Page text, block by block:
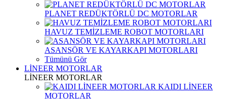
PLANET REDÜKTÖRLÜ DC MOTORLAR
HAVUZ TEMİZLEME ROBOT MOTORLARI
ASANSÖR VE KAYARKAPI MOTORLARI
Tümünü Gör
LİNEER MOTORLAR
LİNEER MOTORLAR
KAIDI LİNEER
MOTORLAR